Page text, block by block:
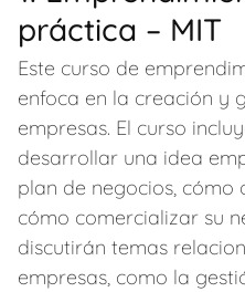
práctica – MIT
Este curso de
enfoca en la creación y
empresas. El curso
desarrollar una idea
plan de negocios,
cómo comercializar su
discutirán temas
empresas, como la